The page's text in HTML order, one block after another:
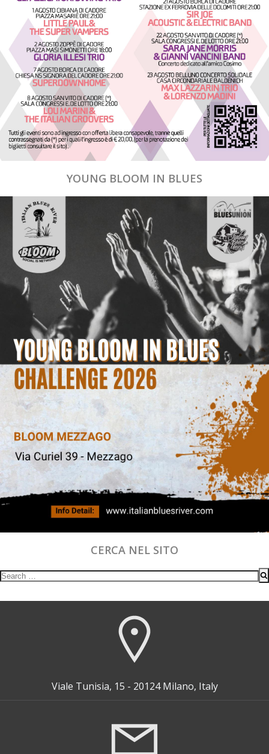
YOUNG BLOOM IN BLUES
CERCA NEL SITO
Search
Viale Tunisia, 15 - 20124 Milano, Italy